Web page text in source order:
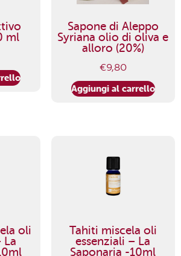
ml
Sapone di Aleppo
Syriana olio di oliva e
alloro (20%)
€9,80
Aggiungi al carrello
oli
La
Tahiti miscela oli
essenziali – La
Saponaria -10ml